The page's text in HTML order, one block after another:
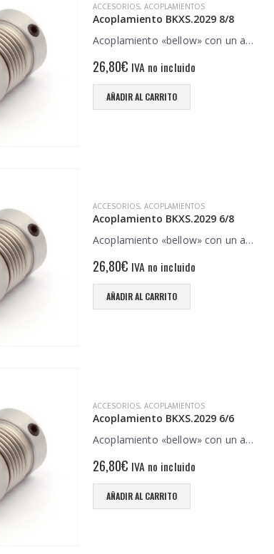
ACCESORIOS, ACOPLAMIENTOS
Acoplamiento BKXS.2029 8/8
Acoplamiento «bellow» con un a…
26,80€ IVA no incluido
AÑADIR AL CARRITO
ACCESORIOS, ACOPLAMIENTOS
Acoplamiento BKXS.2029 6/8
Acoplamiento «bellow» con un a…
26,80€ IVA no incluido
AÑADIR AL CARRITO
ACCESORIOS, ACOPLAMIENTOS
Acoplamiento BKXS.2029 6/6
Acoplamiento «bellow» con un a…
26,80€ IVA no incluido
AÑADIR AL CARRITO